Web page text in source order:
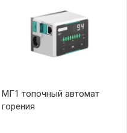
МГ1 топочный автомат
горения